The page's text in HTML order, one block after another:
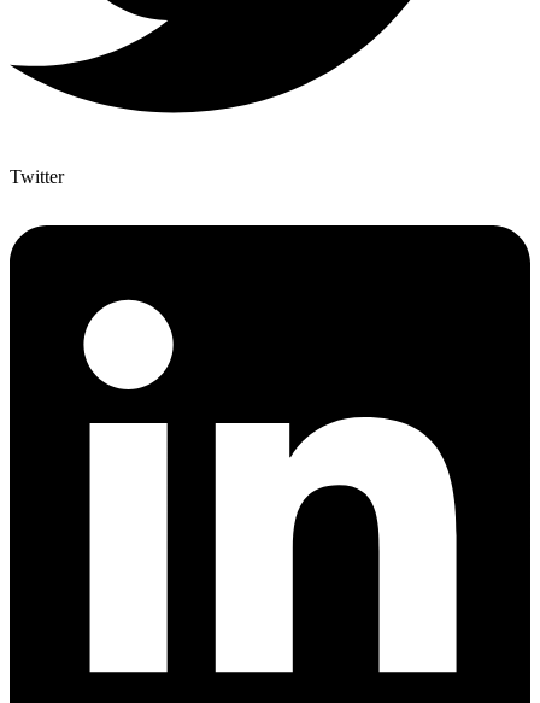
Twitter